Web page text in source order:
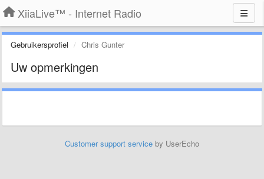
XiiaLive™ - Internet Radio
Gebruikersprofiel Chris Gunter
Uw opmerkingen
Customer support service by UserEcho